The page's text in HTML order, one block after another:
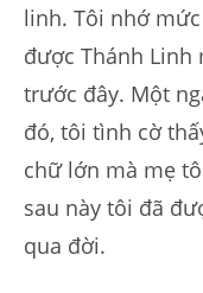
linh. Tôi nhớ
được Thánh Linh
trước đây. Một
đó, tôi tình cờ
chữ lớn mà mẹ
sau này tôi đã
qua đời.